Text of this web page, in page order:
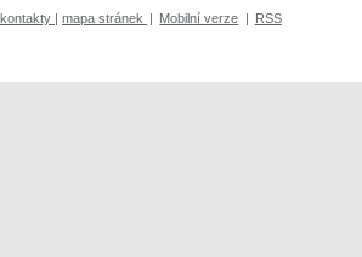
kontakty mapa stránek Mobilní verze RSS